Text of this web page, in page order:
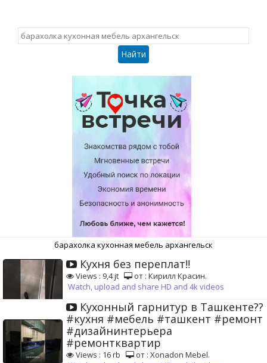
барахолка кухонная мебель архангельск
Кухня без переплат‼️
Views : 9,4 jt
от : Кирилл Красин.
Watch, upload and share HD and 4k videos
Кухонный гарнитур в Ташкенте??
#кухня #мебель #ташкент #ремонт
#дизайнинтерьера
#ремонтквартир
Views : 16 rb
от : Xonadon Mebel.